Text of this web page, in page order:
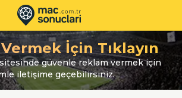
İçin Tıklayın
sitesinde güvenle reklam vermek için
iletişime geçebilirsiniz.